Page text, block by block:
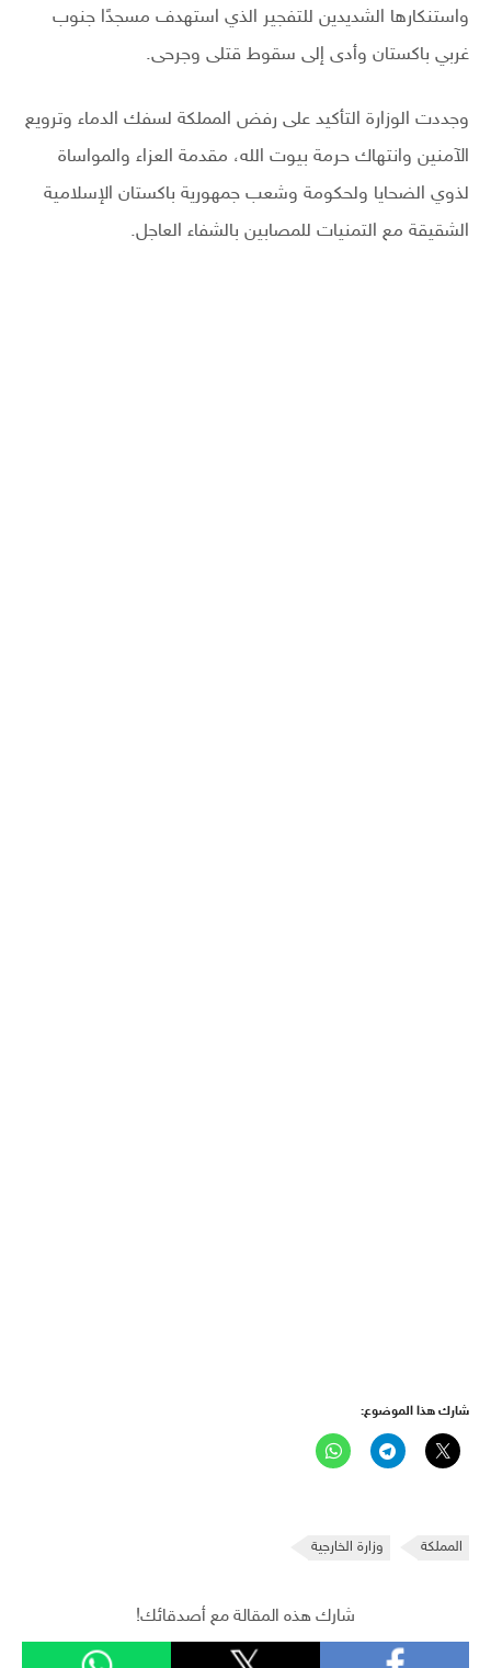
واستنكارها الشديدين للتفجير الذي استهدف مسجدًا جنوب
غربي باكستان وأدى إلى سقوط قتلى وجرحى.
وجددت الوزارة التأكيد على رفض المملكة لسفك الدماء وترويع
الآمنين وانتهاك حرمة بيوت الله، مقدمة العزاء والمواساة
لذوي الضحايا ولحكومة وشعب جمهورية باكستان الإسلامية
الشقيقة مع التمنيات للمصابين بالشفاء العاجل.
شارك هذا الموضوع:
المملكة وزارة الخارجية
شارك هذه المقالة مع أصدقائك!